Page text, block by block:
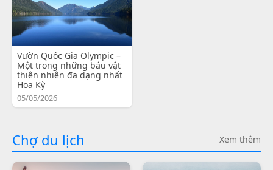
Vườn Quốc Gia Olympic –
Một trong những báu vật
thiên nhiên đa dạng nhất
Hoa Kỳ
05/05/2026
Chợ du lịch Xem thêm